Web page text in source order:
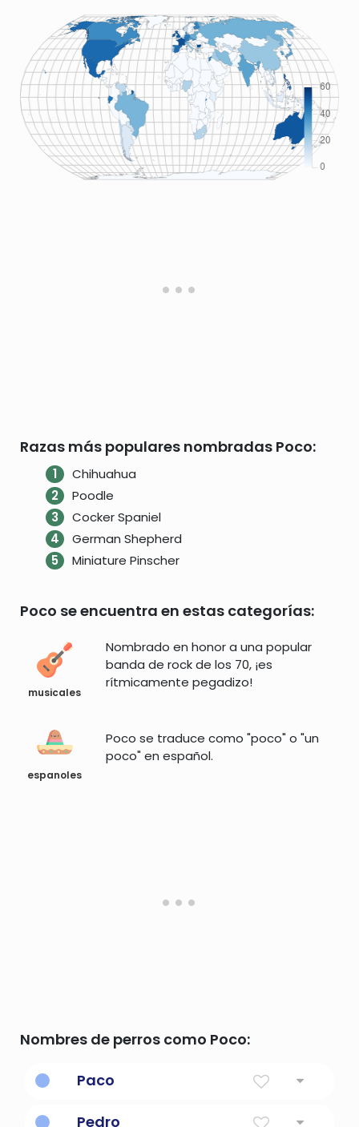
Razas más populares nombradas Poco:
Chihuahua
Poodle
Cocker Spaniel
German Shepherd
Miniature Pinscher
Poco se encuentra en estas categorías:
musicales
Nombrado en honor a una popular
banda de rock de los 70, ¡es
rítmicamente pegadizo!
espanoles
Poco se traduce como "poco" o "un
poco" en español.
Nombres de perros como Poco:
Paco
Pedro